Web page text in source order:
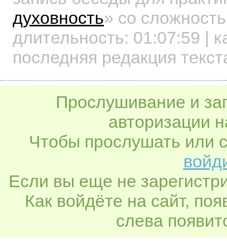
духовность» со
длительность: 01:07:59 |
последняя редакция
Прослушивание и
авторизации
Чтобы прослушать или
Если вы еще не
Как войдёте на сайт,
слева